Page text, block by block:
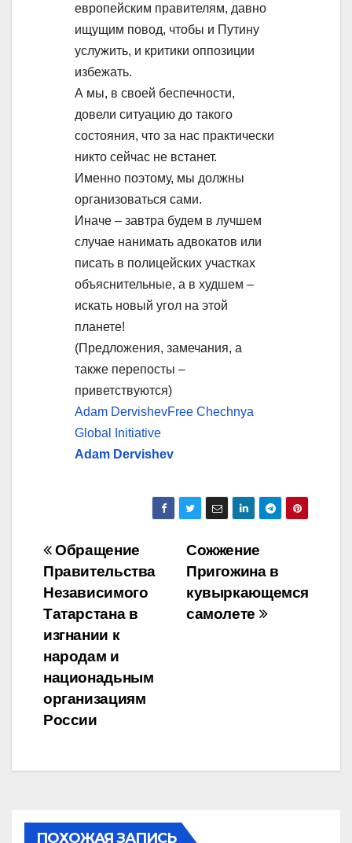
европейским правителям, давно
ищущим повод, чтобы и Путину
услужить, и критики оппозиции
избежать.
А мы, в своей беспечности,
довели ситуацию до такого
состояния, что за нас практически
никто сейчас не встанет.
Именно поэтому, мы должны
организоваться сами.
Иначе – завтра будем в лучшем
случае нанимать адвокатов или
писать в полицейских участках
объяснительные, а в худшем –
искать новый угол на этой
планете!
(Предложения, замечания, а
также перепосты –
приветствуются)
Adam DervishevFree Chechnya
Global Initiative
Adam Dervishev
Навигация
по
записям
Cожжение
Пригожина в
кувыркающемся
самолете
Обращение
Правительства
Независимого
Татарстана в
изгнании к
народам и
национадьным
организациям
России
ПОХОЖАЯ ЗАПИСЬ